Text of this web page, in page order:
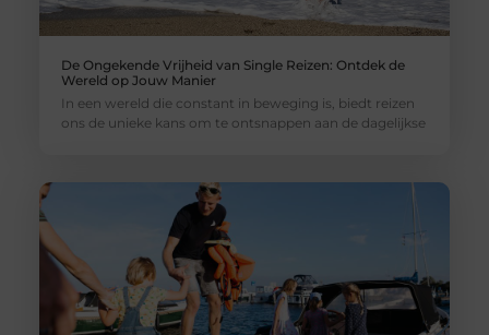
De Ongekende Vrijheid van Single Reizen: Ontdek de
Wereld op Jouw Manier
In een wereld die constant in beweging is, biedt reizen
ons de unieke kans om te ontsnappen aan de dagelijkse